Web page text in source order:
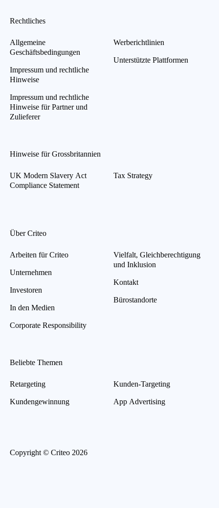
Rechtliches
Allgemeine
Geschäftsbedingungen
Impressum und rechtliche
Hinweise
Impressum und rechtliche
Hinweise für Partner und
Zulieferer
Werberichtlinien
Unterstützte Plattformen
Hinweise für Grossbritannien
UK Modern Slavery Act
Compliance Statement
Tax Strategy
Über Criteo
Arbeiten für Criteo
Unternehmen
Investoren
In den Medien
Corporate Responsibility
Vielfalt, Gleichberechtigung
und Inklusion
Kontakt
Bürostandorte
Beliebte Themen
Retargeting
Kundengewinnung
Kunden-Targeting
App Advertising
Copyright © Criteo 2026